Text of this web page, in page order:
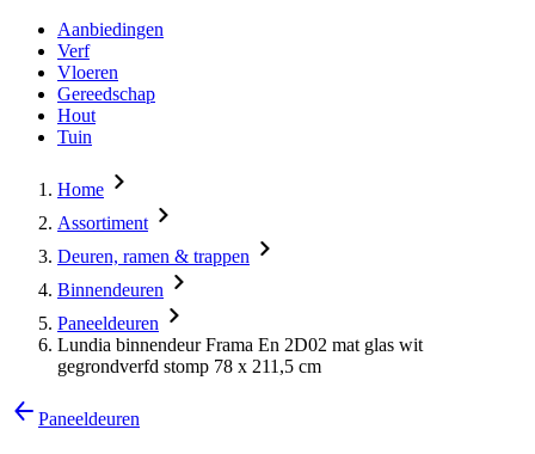
Aanbiedingen
Verf
Vloeren
Gereedschap
Hout
Tuin
Home
Assortiment
Deuren, ramen & trappen
Binnendeuren
Paneeldeuren
Lundia binnendeur Frama En 2D02 mat glas wit
gegrondverfd stomp 78 x 211,5 cm
Paneeldeuren